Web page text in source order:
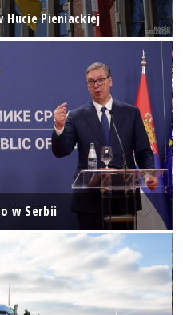
Hucie Pieniackiej
w Serbii